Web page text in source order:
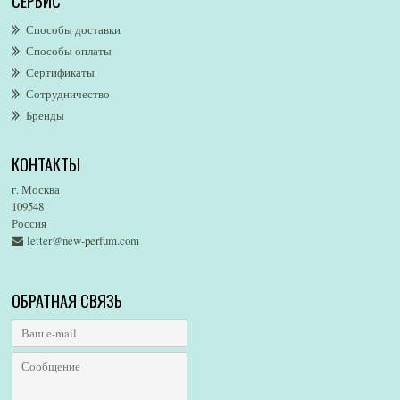
Alsayad
Altaia
Alvarez Gomez
Alviero Martini
Alyson Oldoini
American Eagle
Amore Segreto
Amorino
Amouage
Amzan
Andre D`Archer
Andrea Maack
Способы доставки
Способы оплаты
Сертификаты
Сотрудничество
Бренды
КОНТАКТЫ
г. Москва
109548
Россия
letter@new-perfum.com
ОБРАТНАЯ СВЯЗЬ